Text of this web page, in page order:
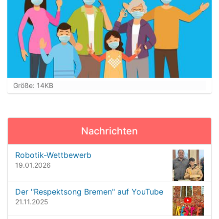
Z
e
i
d
n
v
o
Größe: 14KB
Nachrichten
Robotik-Wettbewerb
19.01.2026
Der "Respektsong Bremen" auf YouTube
21.11.2025